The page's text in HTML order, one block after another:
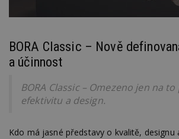
BORA Classic – Nově
a účinnost
BORA Classic – Omezeno jen na
efektivitu a design.
Kdo má jasné představy o kvalitě, designu